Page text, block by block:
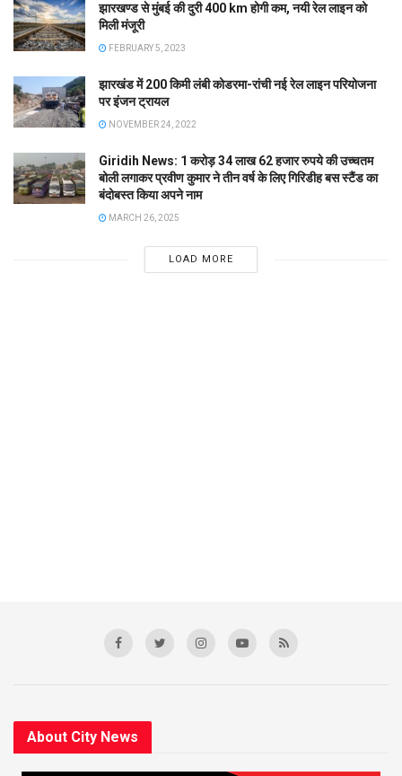
झारखण्ड से मुंबई की दुरी 400 km होगी कम, नयी रेल लाइन को
मिली मंजूरी
FEBRUARY 5, 2023
झारखंड में 200 किमी लंबी कोडरमा-रांची नई रेल लाइन परियोजना
पर इंजन ट्रायल
NOVEMBER 24, 2022
Giridih News: 1 करोड़ 34 लाख 62 हजार रुपये की उच्चतम
बोली लगाकर प्रवीण कुमार ने तीन वर्ष के लिए गिरिडीह बस स्टैंड का
बंदोबस्त किया अपने नाम
MARCH 26, 2025
LOAD MORE
About City News